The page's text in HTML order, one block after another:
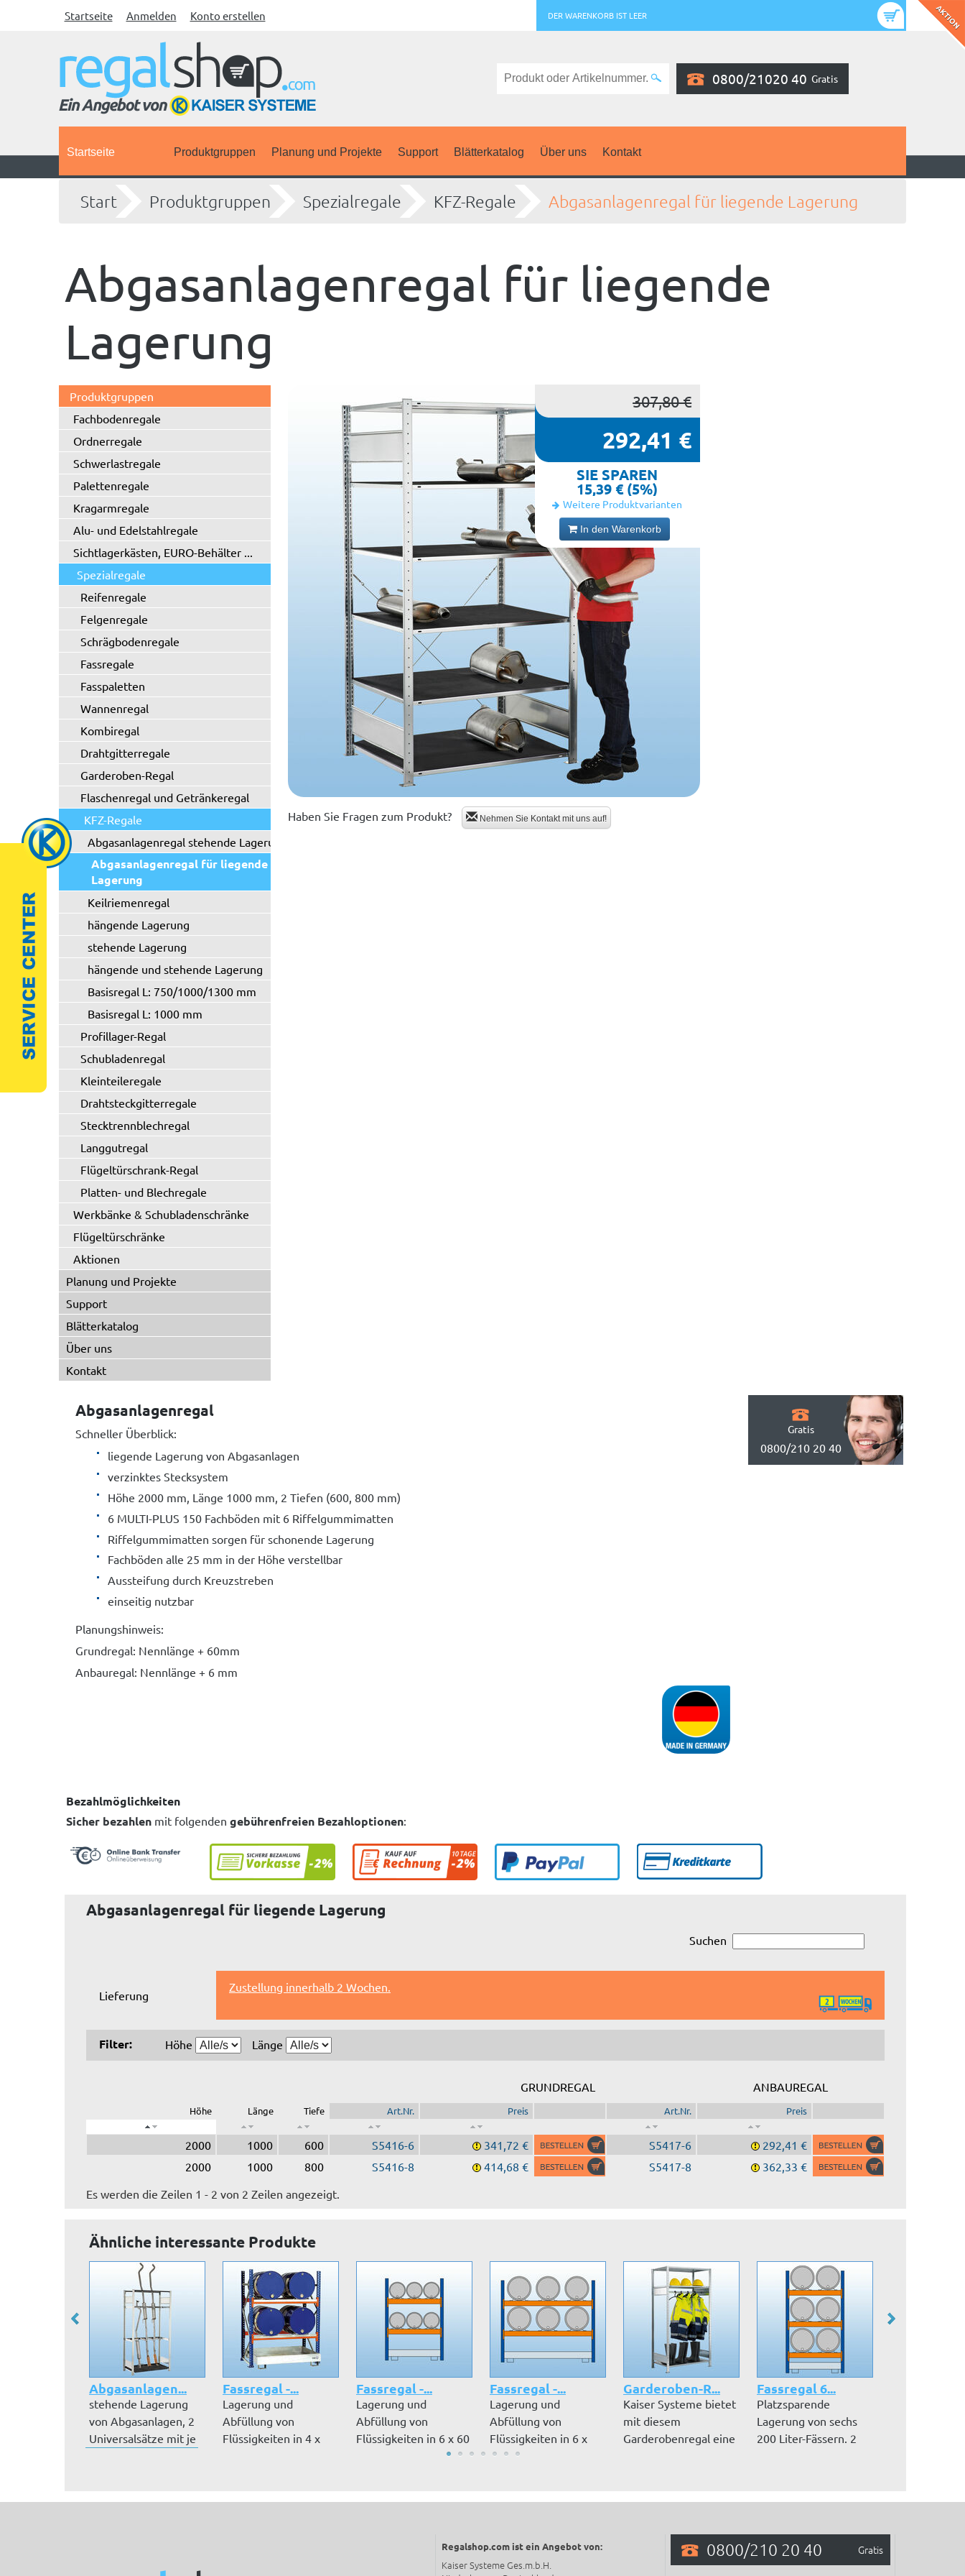
Startseite Anmelden Konto erstellen DER WARENKORB IST LEER
0800/21020 40 Gratis
Startseite Produktgruppen Planung und Projekte Support Blätterkatalog Über uns Kontakt
Start Produktgruppen Spezialregale KFZ-Regale Abgasanlagenregal für liegende Lagerung
Abgasanlagenregal für liegende
Lagerung
Produktgruppen
Fachbodenregale
Ordnerregale
Schwerlastregale
Palettenregale
Kragarmregale
Alu- und Edelstahlregale
Sichtlagerkästen, EURO-Behälter ...
Spezialregale
Reifenregale
Felgenregale
Schrägbodenregale
Fassregale
Fasspaletten
Wannenregal
Kombiregal
Drahtgitterregale
Garderoben-Regal
Flaschenregal und Getränkeregal
KFZ-Regale
Abgasanlagenregal stehende Lagerung
Abgasanlagenregal für liegende
Lagerung
Keilriemenregal
hängende Lagerung
stehende Lagerung
hängende und stehende Lagerung
Basisregal L: 750/1000/1300 mm
Basisregal L: 1000 mm
Profillager-Regal
Schubladenregal
Kleinteileregale
Drahtsteckgitterregale
Stecktrennblechregal
Langgutregal
Flügeltürschrank-Regal
Platten- und Blechregale
Werkbänke & Schubladenschränke
Flügeltürschränke
Aktionen
Planung und Projekte
Support
Blätterkatalog
Über uns
Kontakt
307,80 €
292,41 €
SIE SPAREN
15,39 € (5%)
Weitere Produktvarianten
In den Warenkorb
Haben Sie Fragen zum Produkt? Nehmen Sie Kontakt mit uns auf!
Abgasanlagenregal
Schneller Überblick:
liegende Lagerung von Abgasanlagen
verzinktes Stecksystem
Höhe 2000 mm, Länge 1000 mm, 2 Tiefen (600, 800 mm)
6 MULTI-PLUS 150 Fachböden mit 6 Riffelgummimatten
Riffelgummimatten sorgen für schonende Lagerung
Fachböden alle 25 mm in der Höhe verstellbar
Aussteifung durch Kreuzstreben
einseitig nutzbar
Planungshinweis:
Grundregal: Nennlänge + 60mm
Anbauregal: Nennlänge + 6 mm
Gratis
0800/210 20 40
Bezahlmöglichkeiten
Sicher bezahlen mit folgenden gebührenfreien Bezahloptionen:
Abgasanlagenregal für liegende Lagerung
Suchen
Lieferung
Zustellung innerhalb 2 Wochen.
Filter: Höhe Länge
GRUNDREGAL ANBAUREGAL
Höhe Länge Tiefe Art.Nr. Preis Art.Nr. Preis
2000 1000 600 S5416-6 341,72 € S5417-6
292,41 €
2000
1000 800 S5416-8 414,68 € S5417-8
362,33 €
Es werden die Zeilen 1 - 2 von 2 Zeilen angezeigt.
Ähnliche interessante Produkte
Abgasanlagen...
stehende Lagerung
von Abgasanlagen, 2
Universalsätze mit je
Fassregal -...
Lagerung und
Abfüllung von
Flüssigkeiten in 4 x
Fassregal -...
Lagerung und
Abfüllung von
Flüssigkeiten in 6 x 60
Fassregal -...
Lagerung und
Abfüllung von
Flüssigkeiten in 6 x
200 l Fässern, lieg...
Garderoben-R...
Kaiser Systeme bietet
mit diesem
Garderobenregal eine
Fassregal 6...
Platzsparende
Lagerung von sechs
200 Liter-Fässern. 2
Regalshop.com ist ein Angebot von:
Kaiser Systeme Ges.m.b.H.
0800/210 20 40 Gratis